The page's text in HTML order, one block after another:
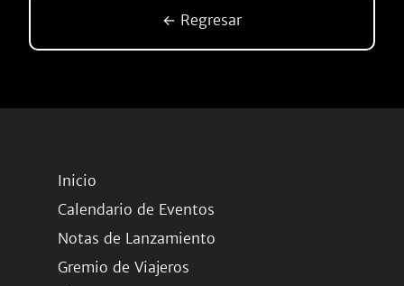
← Regresar
Inicio
Calendario de Eventos
Notas de Lanzamiento
Gremio de Viajeros